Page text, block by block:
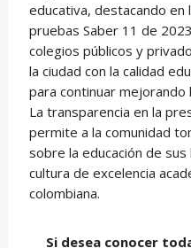
educativa, destacando
pruebas Saber 11 de
colegios públicos y
la ciudad con la calidad
para continuar
La transparencia en la
permite a la comunidad
sobre la educación de
cultura de excelencia
colombiana.
Si desea conocer